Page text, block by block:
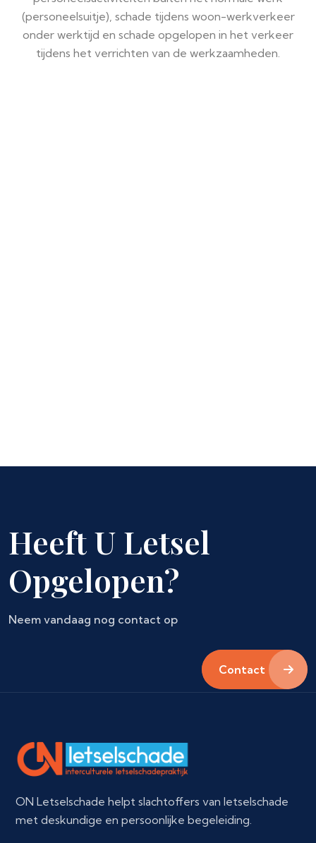
(personeelsuitje), schade tijdens woon-werkverkeer
onder werktijd en schade opgelopen in het verkeer
tijdens het verrichten van de werkzaamheden.
Heeft U Letsel
Opgelopen?
Neem vandaag nog contact op
Contact
ON Letselschade helpt slachtoffers van letselschade
met deskundige en persoonlijke begeleiding.